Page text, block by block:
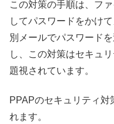
この対策の手順は、フ
してパスワードをかけ
別メールでパスワード
し、この対策はセキュ
題視されています。
PPAPのセキュリティ対
れます。